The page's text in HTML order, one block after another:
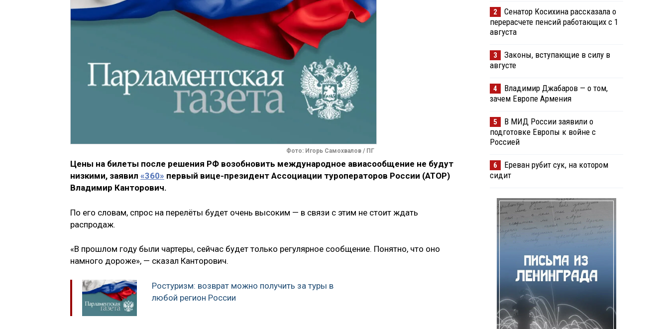
Фото: Игорь Самохвалов / ПГ
Цены на билеты после решения РФ возобновить международное авиасообщение не будут
низкими, заявил «360» первый вице-президент Ассоциации туроператоров России (АТОР)
Владимир Канторович.
По его словам, спрос на перелёты будет очень высоким — в связи с этим не стоит ждать
распродаж.
«В прошлом году были чартеры, сейчас будет только регулярное сообщение. Понятно, что оно
намного дороже», — сказал Канторович.
Ростуризм: возврат можно получить за туры в
любой регион России
2
Сенатор Косихина рассказала о
перерасчете пенсий работающих с 1
августа
3
Законы, вступающие в силу в
августе
4
Владимир Джабаров — о том,
зачем Европе Армения
5
В МИД России заявили о
подготовке Европы к войне с
Россией
6
Ереван рубит сук, на котором
сидит